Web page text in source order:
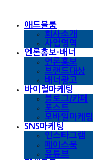
애드블룸
회사소개
사업영역
언론홍보·배너
언론홍보
브랜드대상
배너광고
바이럴마케팅
블로그/카페
포스트
모바일마케팅
SNS마케팅
인스타그램
페이스북
유튜브